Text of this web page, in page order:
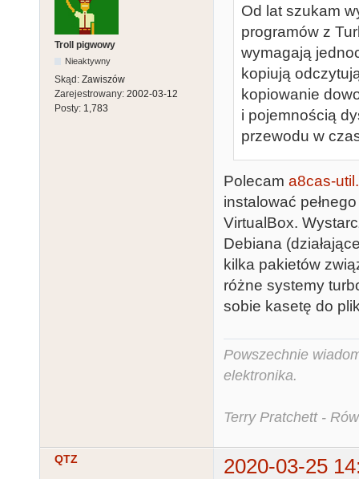
Troll pigwowy
Nieaktywny
Skąd: Zawiszów
Zarejestrowany: 2002-03-12
Posty: 1,783
Od lat szukam
programów z
wymagają
kopiują
kopiowanie
i pojemnością
przewodu w
Polecam a8cas-
instalować
VirtualBox.
Debiana
kilka pakietów
różne systemy
sobie kasetę do
Powszechnie
elektronika.
Terry Pratchett -
QTZ
2020-03-25